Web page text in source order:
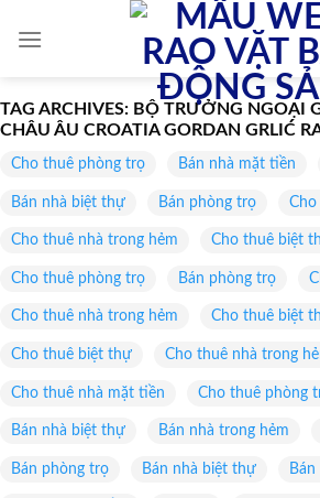
TAG ARCHIVES: BỘ TRƯỞNG NGOẠI
CHÂU ÂU CROATIA GORDAN GRLIĆ
Cho thuê phòng trọ Bán nhà mặt tiền
Bán nhà biệt thự Bán phòng trọ
Cho thuê nhà trong hẻm Cho thuê biệt
Cho thuê phòng trọ Bán phòng trọ
Cho thuê nhà trong hẻm Cho thuê biệt
Cho thuê biệt thự Cho thuê nhà trong
Cho thuê nhà mặt tiền Cho thuê phòng
Bán nhà biệt thự Bán nhà trong hẻm
Bán phòng trọ Bán nhà biệt thự